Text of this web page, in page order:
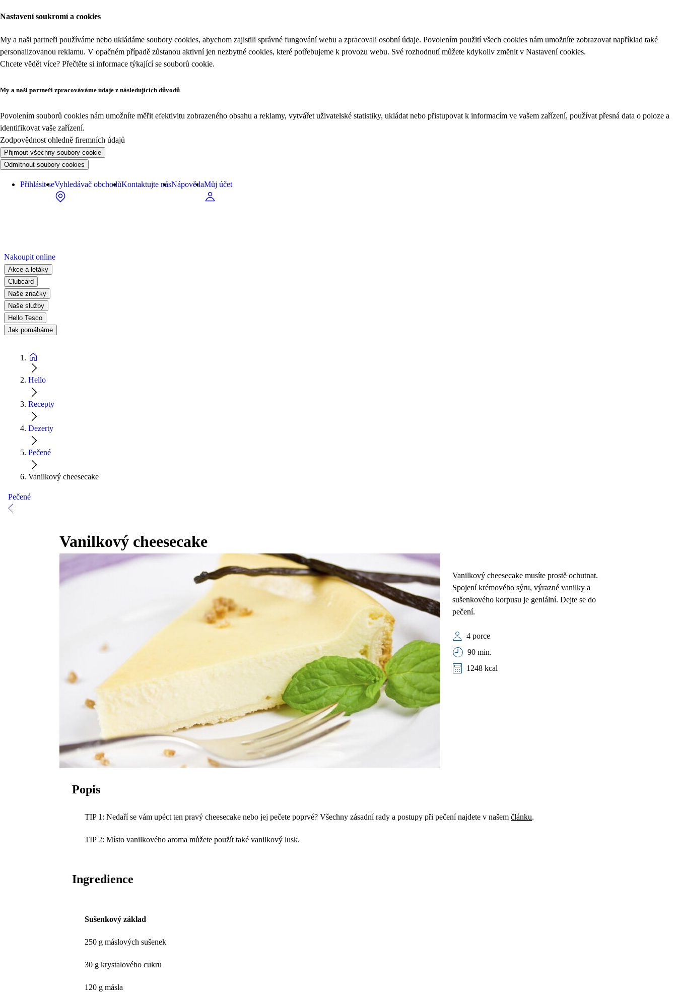
Nastavení soukromí a cookies
My a naši partneři používáme nebo ukládáme soubory cookies, abychom zajistili správné fungování webu a zpracovali osobní údaje. Povolením použití všech cookies nám umožníte zobrazovat například také
personalizovanou reklamu. V opačném případě zůstanou aktivní jen nezbytné cookies, které potřebujeme k provozu webu. Své rozhodnutí můžete kdykoliv změnit v Nastavení cookies.
Chcete vědět více? Přečtěte si informace týkající se souborů cookie.
My a naši partneři zpracováváme údaje z následujících důvodů
Povolením souborů cookies nám umožníte měřit efektivitu zobrazeného obsahu a reklamy, vytvářet uživatelské statistiky, ukládat nebo přistupovat k informacím ve vašem zařízení, používat přesná data o poloze a
identifikovat vaše zařízení.
Zodpovědnost ohledně firemních údajů
Přijmout všechny soubory cookie
Odmítnout soubory cookies
Přihlásit seVyhledávač obchodůKontaktujte násNápovědaMůj účet
Nakoupit online
Akce a letáky
Clubcard
Naše značky
Naše služby
Hello Tesco
Jak pomáháme
Hello
Recepty
Dezerty
Pečené
Vanilkový cheesecake
Pečené
Vanilkový cheesecake
Vanilkový cheesecake musíte prostě ochutnat.
Spojení krémového sýru, výrazné vanilky a
sušenkového korpusu je geniální. Dejte se do
pečení.
4 porce
90 min.
1248 kcal
Popis
TIP 1: Nedaří se vám upéct ten pravý cheesecake nebo jej pečete poprvé? Všechny zásadní rady a postupy při pečení najdete v našemčlánku.
TIP 2: Místo vanilkového aroma můžete použít také vanilkový lusk.
Ingredience
Sušenkový základ
250 g máslových sušenek
30 g krystalového cukru
120 g másla